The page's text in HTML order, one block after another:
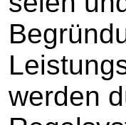
werden